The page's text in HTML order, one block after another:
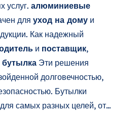
услуг. алюминиевые
для уход на дому и
Как надежный
и поставщик,
Эти решения
долговечностью,
Бутылки
самых разных целей, от